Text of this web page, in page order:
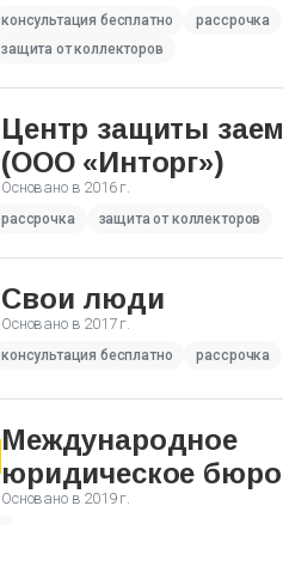
консультация бесплатно
рассрочка
защита от коллекторов
Центр защиты
(ООО «Инторг»)
Основано в 2016 г.
рассрочка защита от коллекторов
Свои люди
Основано в 2017 г.
консультация бесплатно рассрочка
Международное
юридическое бюро
Основано в 2019 г.